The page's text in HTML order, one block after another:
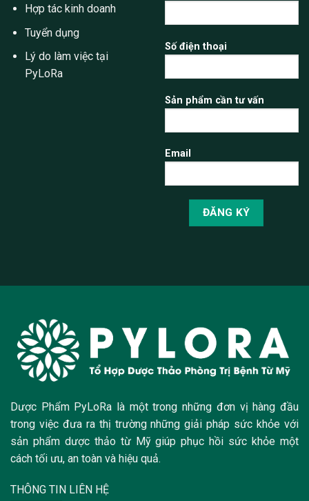
Hợp tác kinh doanh
Tuyển dụng
Lý do làm việc tại
PyLoRa
Số điện thoại
Sản phẩm cần tư vấn
Email
Dược Phẩm PyLoRa là một trong những đơn vị hàng đầu
trong việc đưa ra thị trường những giải pháp sức khỏe với
sản phẩm dược thảo từ Mỹ giúp phục hồi sức khỏe một
cách tối ưu, an toàn và hiệu quả.
THÔNG TIN LIÊN HỆ